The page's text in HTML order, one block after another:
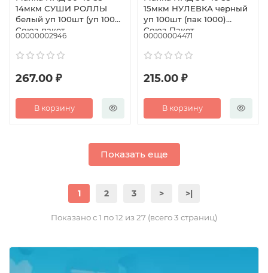
14мкм СУШИ РОЛЛЫ
белый уп 100шт (уп 1000)
Союз-пакет
00000002946
267.00 ₽
В корзину
15мкм НУЛЕВКА черный
уп 100шт (пак 1000)
Союз-Пакет
00000004471
215.00 ₽
В корзину
Показать еще
1 2 3 > >|
Показано с 1 по 12 из 27 (всего 3 страниц)